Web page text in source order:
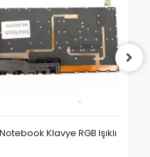
Klavye RGB Işıklı